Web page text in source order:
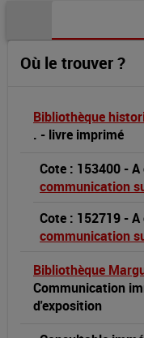
:
[exhibition
itinerary,
The
Sterling
and
Francine
Clark
Art
Contenu de la
Où le trouver ?
Bibliothèque
. - livre imprimé
Cote : 153400 -A
communication
Cote : 152719 -A
communication
Bibliothèque
Communication
d'exposition